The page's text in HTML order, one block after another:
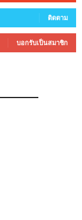
ติดตาม
บอกรับเป็นสมาชิก